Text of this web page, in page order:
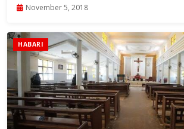
November 5, 2018
HABARI